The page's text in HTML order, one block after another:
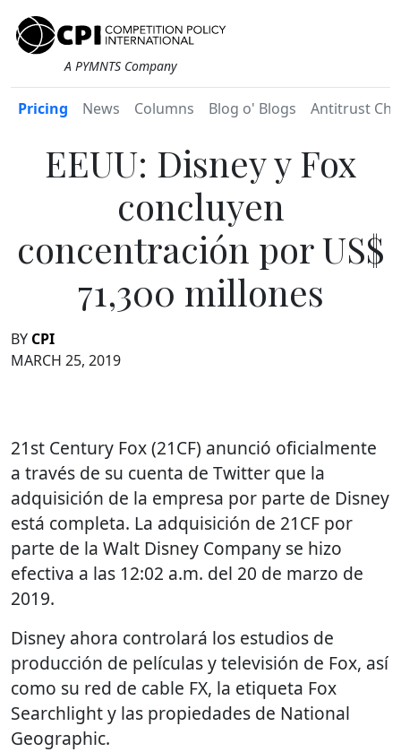
A PYMNTS Company
Pricing News Columns Blog o' Blogs Antitrust
EEUU: Disney y Fox
concluyen
concentración por US$
71,300 millones
BY CPI
MARCH 25, 2019
21st Century Fox (21CF) anunció oficialmente
a través de su cuenta de Twitter que la
adquisición de la empresa por parte de Disney
está completa. La adquisición de 21CF por
parte de la Walt Disney Company se hizo
efectiva a las 12:02 a.m. del 20 de marzo de
2019.
Disney ahora controlará los estudios de
producción de películas y televisión de Fox, así
como su red de cable FX, la etiqueta Fox
Searchlight y las propiedades de National
Geographic.